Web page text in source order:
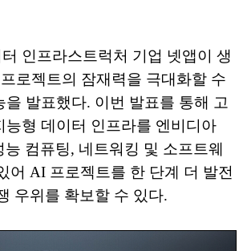
인프라스트럭처 기업 넷앱이 생
로젝트의 잠재력을 극대화할 수
을 발표했다. 이번 발표를 통해 고
능형 데이터 인프라를 엔비디아
컴퓨팅, 네트워킹 및 소프트웨
어 AI 프로젝트를 한 단계 더 발전
우위를 확보할 수 있다.